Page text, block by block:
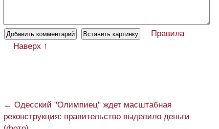
Правила
Наверх ↑
← Одесский "Олимпиец" ждет масштабная
реконструкция: правительство выделило деньги